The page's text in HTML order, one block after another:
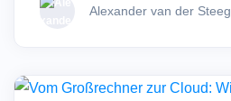
Alexander van der Steeg